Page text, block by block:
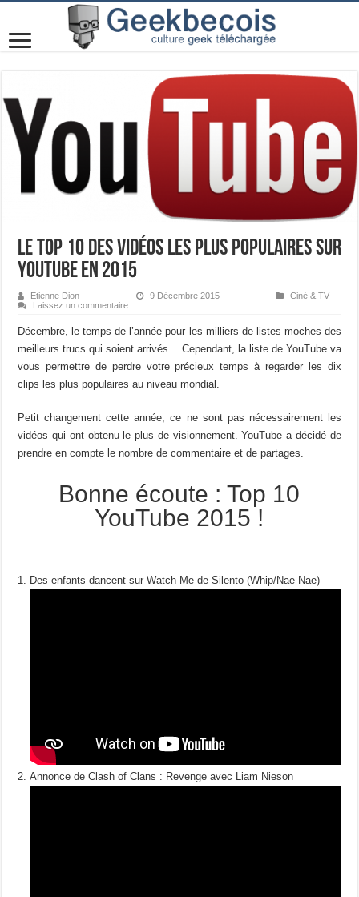
Le Top 10 des vidéos les plus populaires sur
YouTube en 2015
Etienne Dion 9 Décembre 2015
Ciné & TV
Laissez un commentaire
Décembre, le temps de l’année pour les milliers de listes moches des
meilleurs trucs qui soient arrivés. Cependant, la liste de YouTube va
vous permettre de perdre votre précieux temps à regarder les dix
clips les plus populaires au niveau mondial.
Petit changement cette année, ce ne sont pas nécessairement les
vidéos qui ont obtenu le plus de visionnement. YouTube a décidé de
prendre en compte le nombre de commentaire et de partages.
Bonne écoute : Top 10
YouTube 2015 !
Des enfants dancent sur Watch Me de Silento (Whip/Nae Nae)
Annonce de Clash of Clans : Revenge avec Liam Nieson